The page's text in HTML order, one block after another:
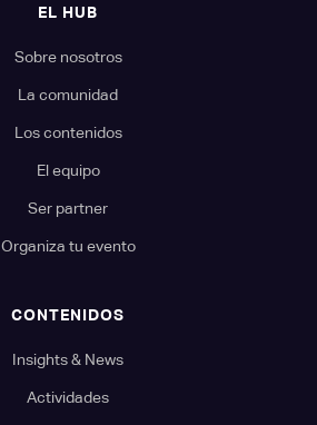
EL HUB
Sobre nosotros
La comunidad
Los contenidos
El equipo
Ser partner
Organiza tu evento
CONTENIDOS
Insights & News
Actividades